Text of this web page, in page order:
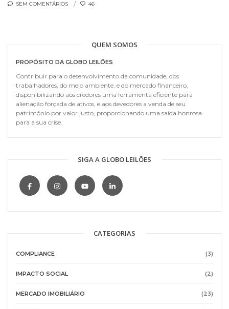
SEM COMENTÁRIOS 46
QUEM SOMOS
PROPÓSITO DA GLOBO LEILÕES
Contribuir para o desenvolvimento da comunidade, dos
trabalhadores, do meio ambiente, e do mercado financeiro,
disponibilizando aos credores uma ferramenta eficiente para
alienação forçada de ativos, e aos devedores a venda de seu
patrimônio por valor justo, proporcionando uma saída honrosa
para a sua crise.
SIGA A GLOBO LEILÕES
CATEGORIAS
COMPLIANCE (3)
IMPACTO SOCIAL (2)
MERCADO IMOBILIÁRIO (23)